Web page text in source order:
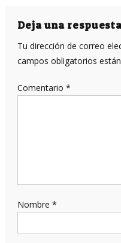
entradas
Deja una
Tu dirección de correo
campos obligatorios
Comentario *
Nombre *